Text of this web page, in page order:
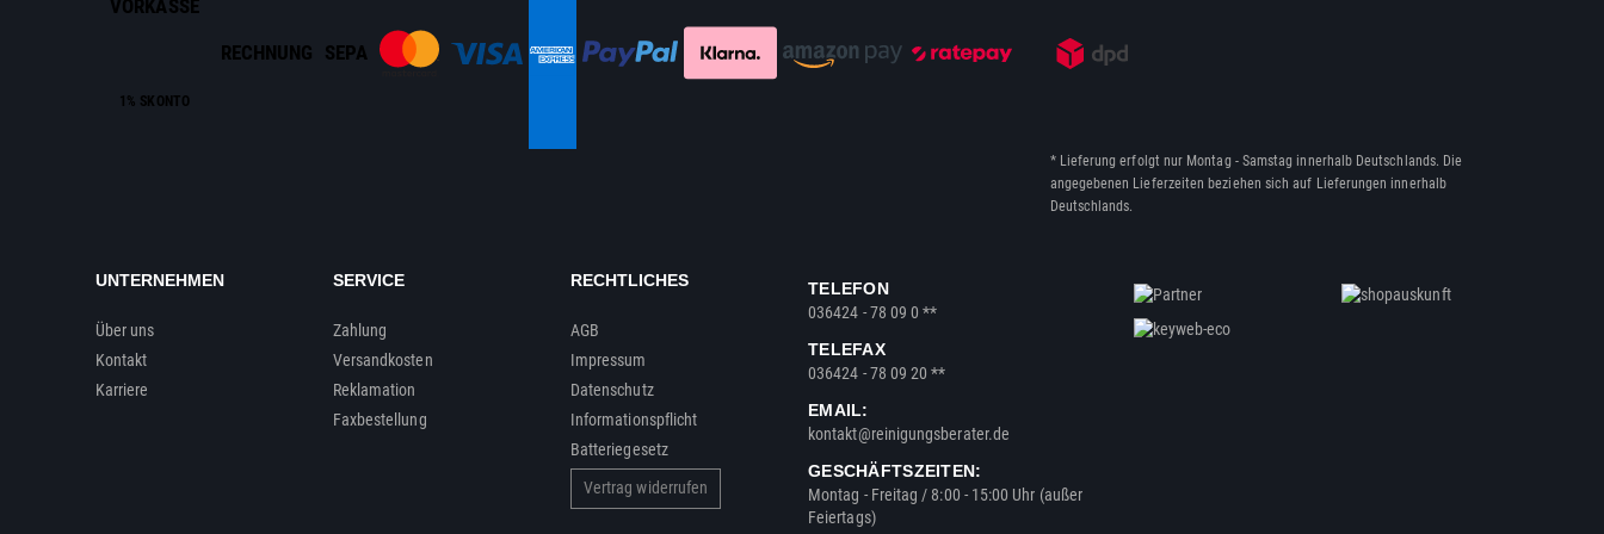
VORKASSE
1% SKONTO
RECHNUNG SEPA
* Lieferung erfolgt nur Montag - Samstag innerhalb Deutschlands. Die
angegebenen Lieferzeiten beziehen sich auf Lieferungen innerhalb
Deutschlands.
UNTERNEHMEN
Über uns
Kontakt
Karriere
SERVICE
Zahlung
Versandkosten
Reklamation
Faxbestellung
RECHTLICHES
AGB
Impressum
Datenschutz
Informationspflicht
Batteriegesetz
Vertrag widerrufen
TELEFON
036424 - 78 09 0 **
TELEFAX
036424 - 78 09 20 **
EMAIL:
kontakt@reinigungsberater.de
GESCHÄFTSZEITEN:
Montag - Freitag / 8:00 - 15:00 Uhr (außer
Feiertags)